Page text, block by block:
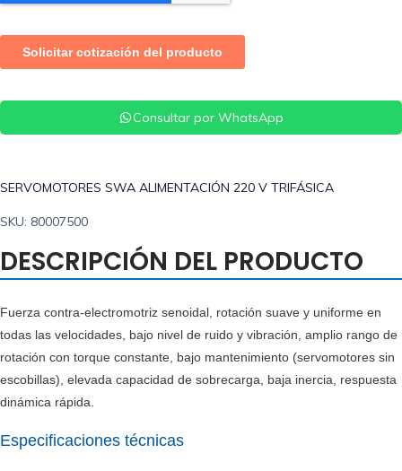
Consultar por WhatsApp
SERVOMOTORES SWA ALIMENTACIÓN 220 V TRIFÁSICA
SKU: 80007500
DESCRIPCIÓN DEL PRODUCTO
Fuerza contra-electromotriz senoidal, rotación suave y uniforme en
todas las velocidades, bajo nivel de ruido y vibración, amplio rango de
rotación con torque constante, bajo mantenimiento (servomotores sin
escobillas), elevada capacidad de sobrecarga, baja inercia, respuesta
dinámica rápida.
Especificaciones técnicas